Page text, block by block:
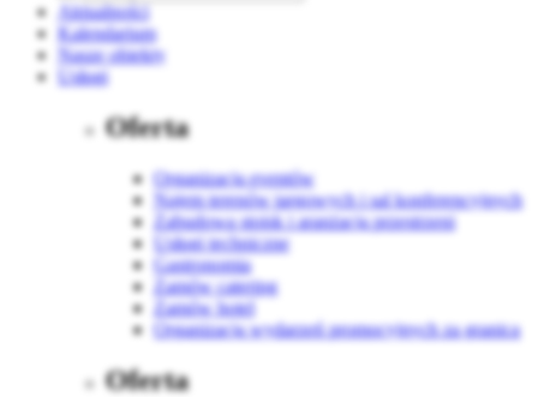
Aktualności
Kalendarium
Nasze obiekty
Usługi
Oferta
Organizacja eventów
Najem terenów targowych i sal konferencyjnych
Zabudowa stoisk i aranżacja przestrzeni
Usługi techniczne
Gastronomia
Zamów catering
Zamów hotel
Organizacja wydarzeń promocyjnych za granicą
Oferta